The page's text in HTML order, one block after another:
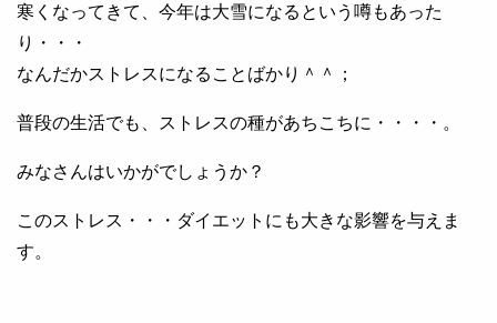
寒くなってきて、今年は大雪になるという噂もあった
り・・・
なんだかストレスになることばかり＾＾；
普段の生活でも、ストレスの種があちこちに・・・・。
みなさんはいかがでしょうか？
このストレス・・・ダイエットにも大きな影響を与えま
す。